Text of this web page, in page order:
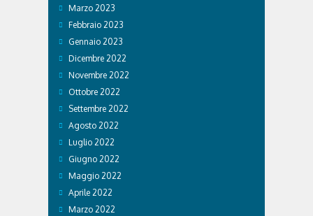
Marzo 2023
Febbraio 2023
Gennaio 2023
Dicembre 2022
Novembre 2022
Ottobre 2022
Settembre 2022
Agosto 2022
Luglio 2022
Giugno 2022
Maggio 2022
Aprile 2022
Marzo 2022